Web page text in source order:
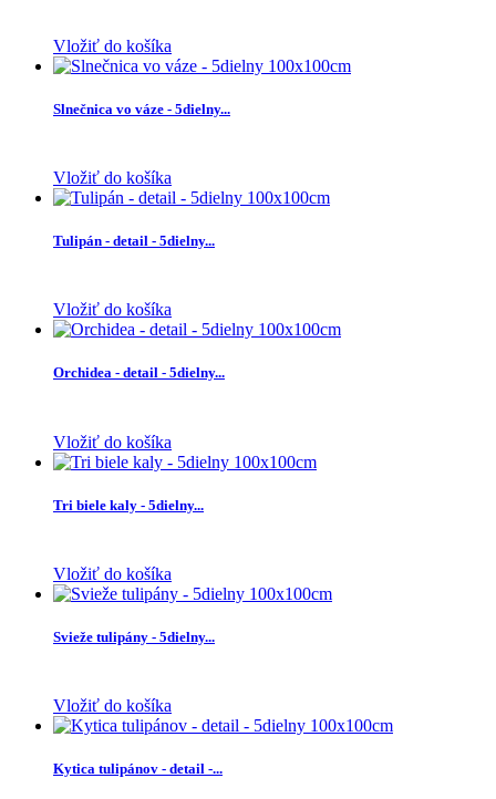
Vložiť do košíka
Slnečnica vo váze - 5dielny...
Vložiť do košíka
Tulipán - detail - 5dielny...
Vložiť do košíka
Orchidea - detail - 5dielny...
Vložiť do košíka
Tri biele kaly - 5dielny...
Vložiť do košíka
Svieže tulipány - 5dielny...
Vložiť do košíka
Kytica tulipánov - detail -...